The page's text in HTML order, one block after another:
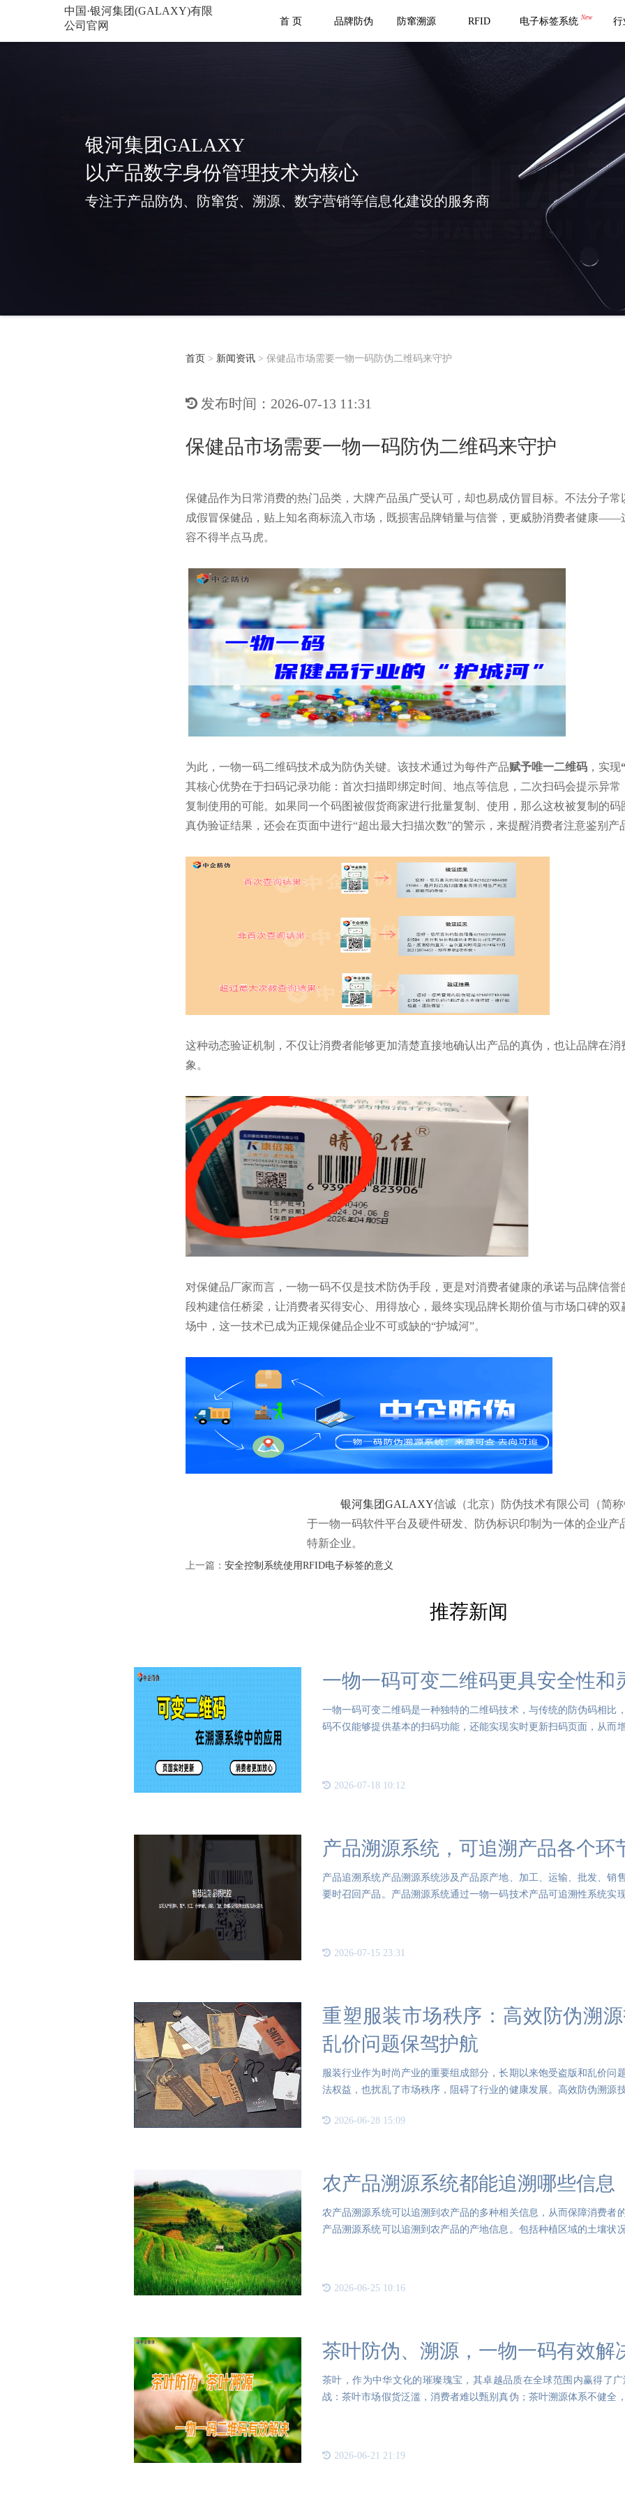
中国·银河集团(GALAXY)有限
公司官网
首 页
品牌防伪 防窜溯源 RFID 电子标签系统 New 行
银河集团GALAXY
以产品数字身份管理技术为核心
专注于产品防伪、防窜货、溯源、数字营销等信息化建设的服务商
首页 > 新闻资讯 > 保健品市场需要一物一码防伪二维码来守护
发布时间：2026-07-13 11:31
保健品市场需要一物一码防伪二维码来守护
保健品作为日常消费的热门品类，大牌产品虽广受认可，却也易成仿冒目标。不法分子常
成假冒保健品，贴上知名商标流入市场，既损害品牌销量与信誉，更威胁消费者健康——
容不得半点马虎。
为此，一物一码二维码技术成为防伪关键。该技术通过为每件产品赋予唯一二维码 ，实现
其核心优势在于扫码记录功能：首次扫描即绑定时间、地点等信息，二次扫码会提示异
复制使用的可能。 如果同一个码图被假货商家进行批量复制、使用，那么这枚被复制的
真伪验证结果，还会在页面中进行“超出最大扫描次数”的警示，来提醒消费者注意鉴别产
这种动态验证机制，不仅让消费者能够更加清楚直接地确认出产品的真伪，也让品牌在
象。
对保健品厂家而言，一物一码不仅是技术防伪手段，更是对消费者健康的承诺与品牌信
段构建信任桥梁，让消费者买得安心、用得放心，最终实现品牌长期价值与市场口碑的
场中，这一技术已成为正规保健品企业不可或缺的“护城河”。
银河集团GALAXY信诚（北京）防伪技术有限公司（简
于一物一码软件平台及硬件研发、防伪标识印制为一体的企业
特新企业。
上一篇： 安全控制系统使用RFID电子标签的意义
推荐新闻
一物一码可变二维码更具安全性和
一物一码可变二维码是一种独特的二维码技术，与传统的防伪码相比
码不仅能够提供基本的扫码功能，还能实现实时更新扫码页面，从而
2026-07-18 10:12
产品溯源系统，可追溯产品各个环
产品追溯系统产品溯源系统涉及产品原产地、加工、运输、批发、销
要时召回产品。产品溯源系统通过一物一码技术产品可追溯性系统实
2026-07-15 23:31
重塑服装市场秩序：高效防伪溯
乱价问题保驾护航
服装行业作为时尚产业的重要组成部分，长期以来饱受盗版和乱价问
法权益，也扰乱了市场秩序，阻碍了行业的健康发展。高效防伪溯源
2026-06-28 15:09
农产品溯源系统都能追溯哪些信息
农产品溯源系统可以追溯到农产品的多种相关信息，从而保障消费者
产品溯源系统可以追溯到农产品的产地信息。包括种植区域的土壤状
2026-06-25 10:16
茶叶防伪、溯源，一物一码有效解
茶叶，作为中华文化的璀璨瑰宝，其卓越品质在全球范围内赢得了
战：茶叶市场假货泛滥，消费者难以甄别真伪；茶叶溯源体系不健全
2026-06-21 21:19